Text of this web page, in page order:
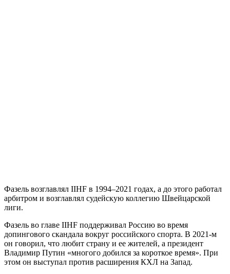
Фазель возглавлял IIHF в 1994–2021 годах, а до этого работал
арбитром и возглавлял судейскую коллегию Швейцарской
лиги.
Фазель во главе IIHF поддерживал Россию во время
допингового скандала вокруг российского спорта. В 2021-м
он говорил, что любит страну и ее жителей, а президент
Владимир Путин «многого добился за короткое время». При
этом он выступал против расширения КХЛ на Запад.